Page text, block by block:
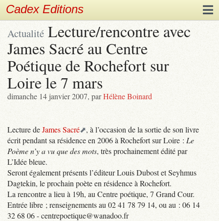
Cadex Editions
Actualité Lecture/rencontre avec
James Sacré au Centre
Poétique de Rochefort sur
Loire le 7 mars
dimanche 14 janvier 2007, parHélène Boinard
Lecture deJames Sacré
, à l’occasion de la sortie de son livre
écrit pendant sa résidence en 2006 à Rochefort sur Loire : Le
Poème n’y a vu que des mots, très prochainement édité par
L’Idée bleue.
Seront également présents l’éditeur Louis Dubost et Seyhmus
Dagtekin, le prochain poète en résidence à Rochefort.
La rencontre a lieu à 19h, au Centre poétique, 7 Grand Cour.
Entrée libre ; renseignements au 02 41 78 79 14, ou au : 06 14
32 68 06 - centrepoetique@wanadoo.fr